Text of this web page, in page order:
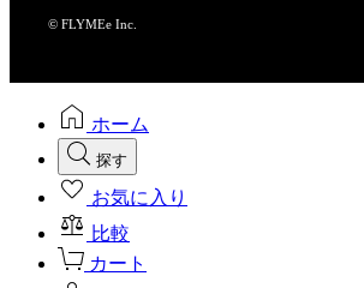
© FLYMEe Inc.
ホーム
探す
お気に入り
比較
カート